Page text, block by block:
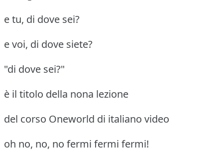
e tu, di dove sei?
e voi, di dove siete?
"di dove sei?"
è il titolo della nona lezione
del corso Oneworld di italiano video
oh no, no, no fermi fermi fermi!